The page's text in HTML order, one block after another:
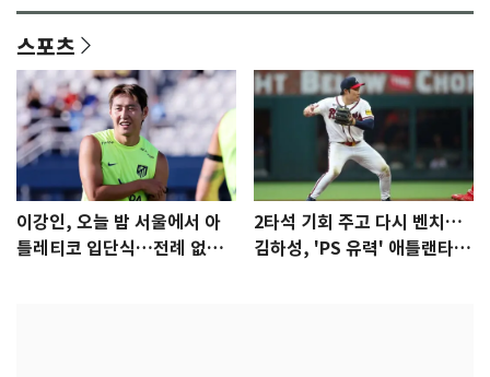
스포츠
이강인, 오늘 밤 서울에서 아
틀레티코 입단식…전례 없는
2타석 기회 주고 다시 벤치…
김하성, 'PS 유력' 애틀랜타에